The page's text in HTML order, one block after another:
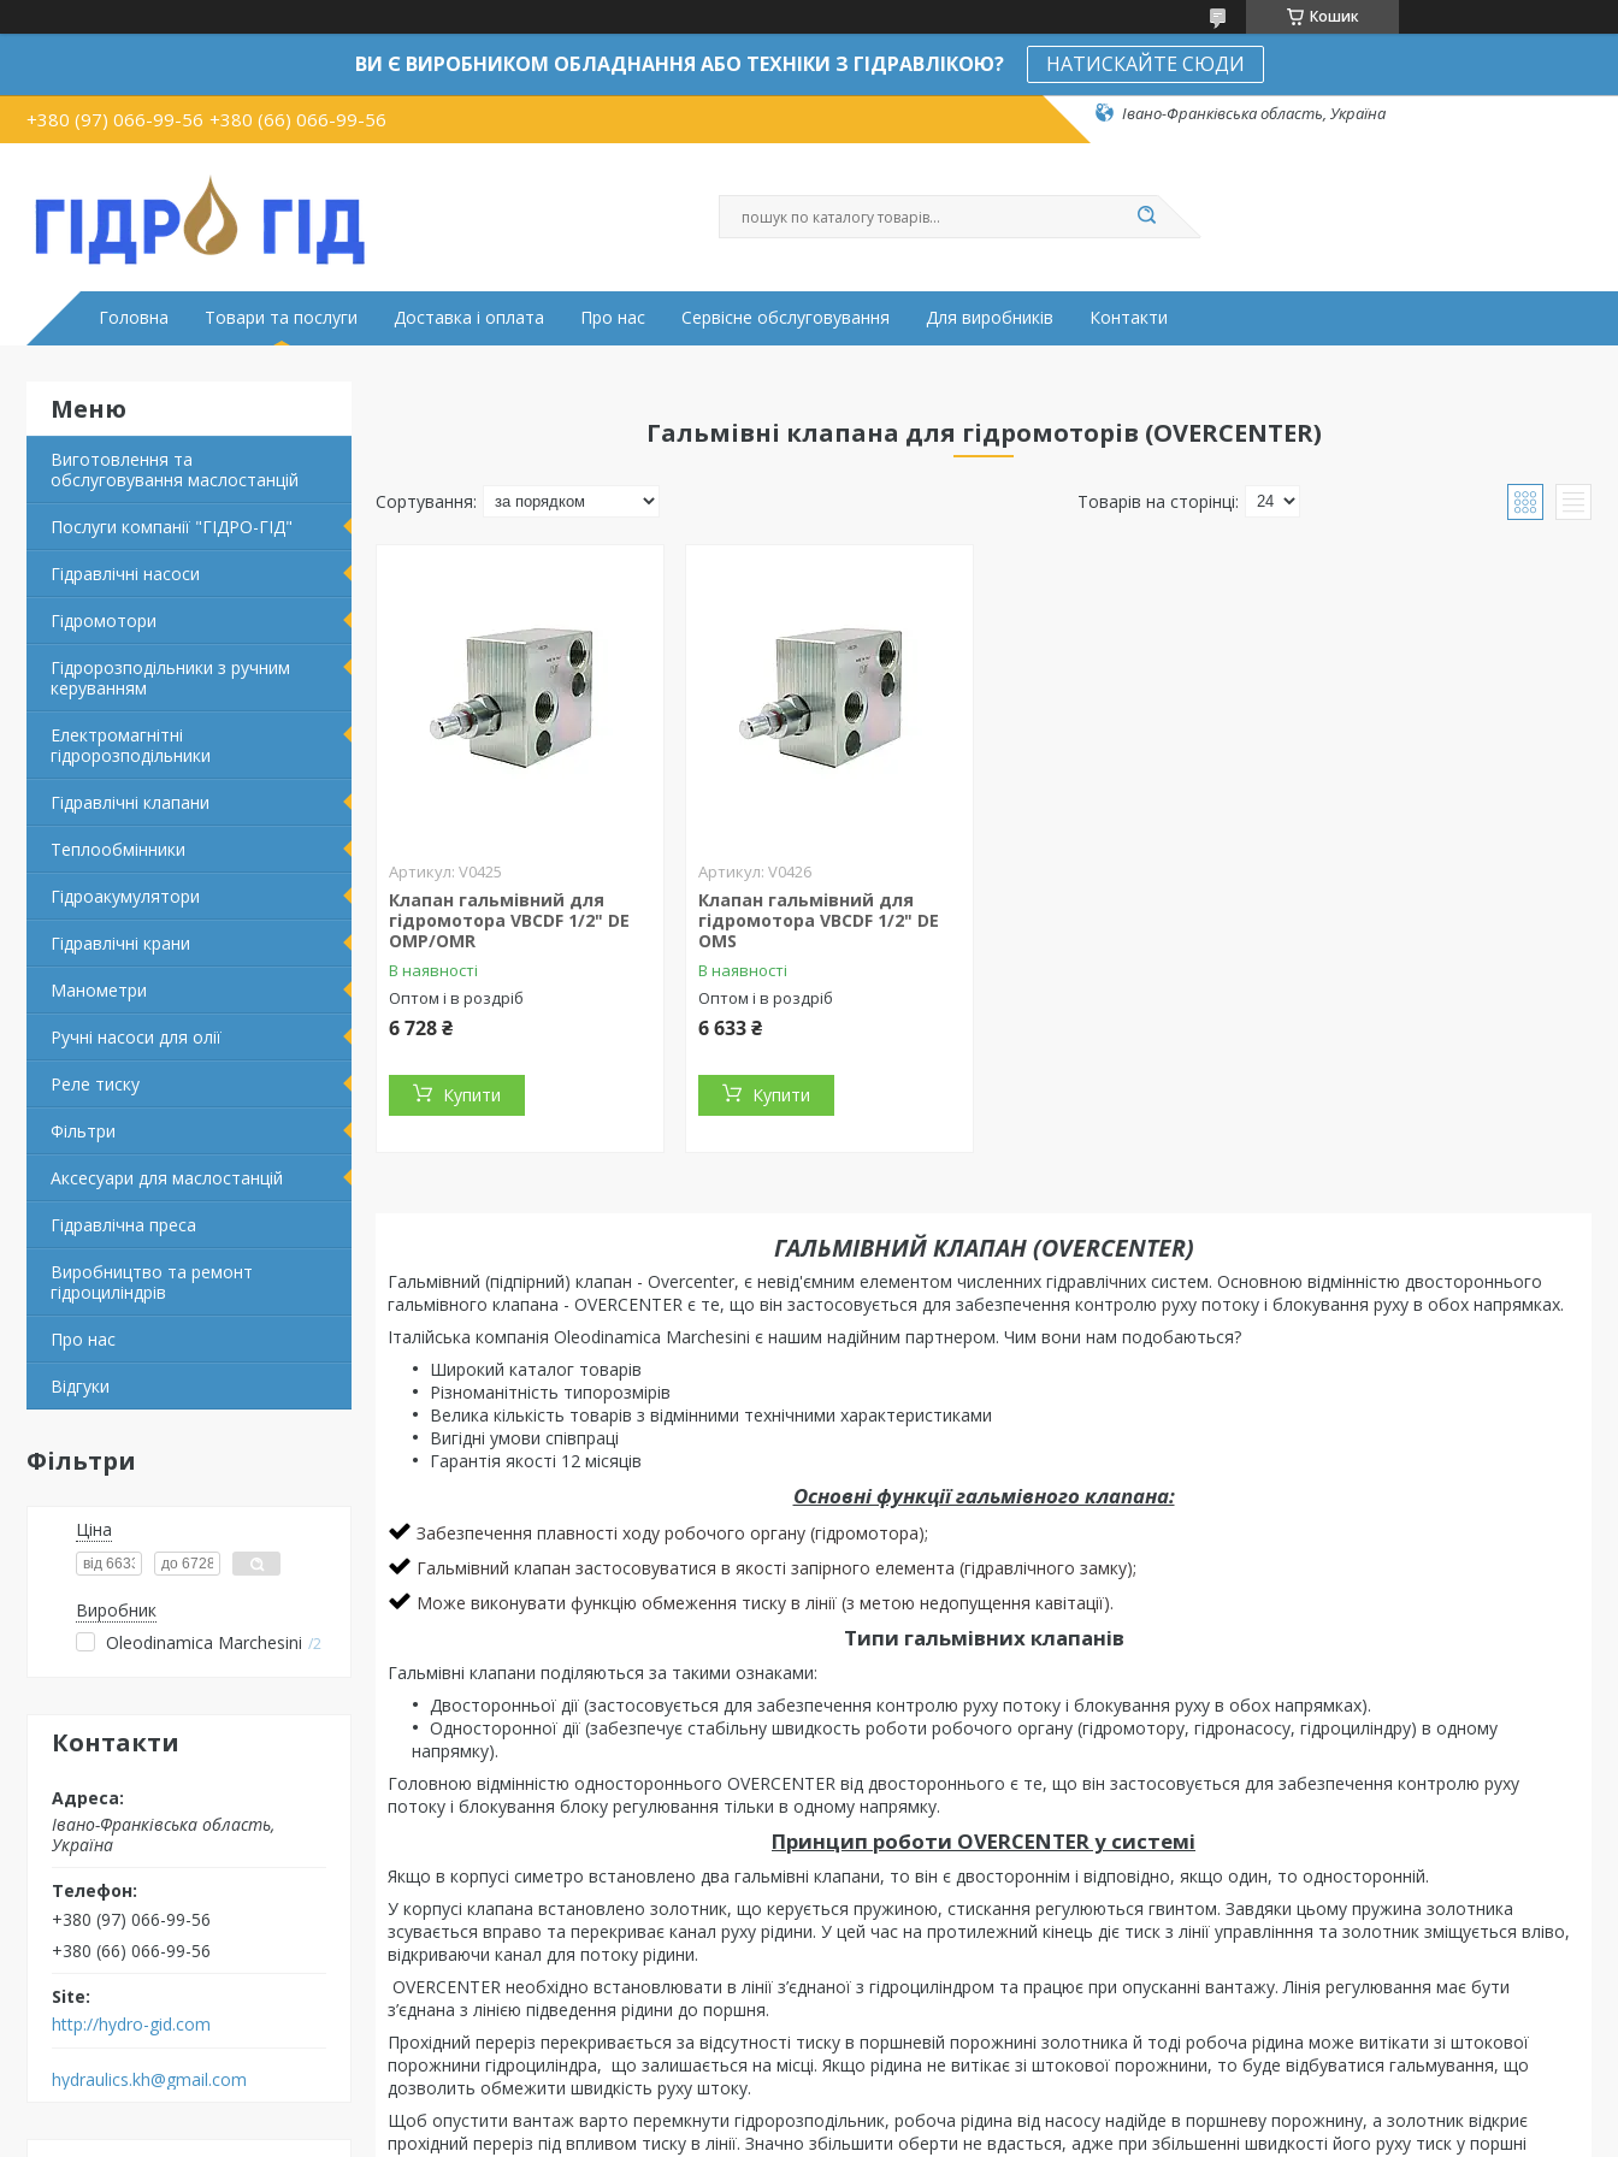
Кошик
ВИ Є ВИРОБНИКОМ ОБЛАДНАННЯ АБО ТЕХНІКИ З ГІДРАВЛІКОЮ? НАТИСКАЙТЕ СЮДИ
+380 (97) 066-99-56 +380 (66) 066-99-56 Івано-Франківська область, Україна
Головна Товари та послуги Доставка і оплата Про нас Сервісне обслуговування Для виробників Контакти
Виготовлення та
обслуговування маслостанцій
Послуги компанії "ГІДРО-ГІД"
Гідравлічні насоси
Гідромотори
Гідророзподільники з ручним
керуванням
Електромагнітні
гідророзподільники
Гідравлічні клапани
Теплообмінники
Гідроакумулятори
Гідравлічні крани
Манометри
Ручні насоси для олії
Реле тиску
Фільтри
Аксесуари для маслостанцій
Гідравлічна преса
Виробництво та ремонт
гідроциліндрів
Про нас
Відгуки
Фільтри
Ціна
Виробник
Oleodinamica Marchesini 2
Контакти
Івано-Франківська область,
Україна
+380 (97) 066-99-56
+380 (66) 066-99-56
http://hydro-gid.com
hydraulics.kh@gmail.com
Гальмівні клапана для гідромоторів (OVERCENTER)
V0425
Клапан гальмівний для
гідромотора VBCDF 1/2" DE
OMP/OMR
В наявності
Оптом і в роздріб
6 728 ₴
Купити
V0426
Клапан гальмівний для
гідромотора VBCDF 1/2" DE
OMS
В наявності
Оптом і в роздріб
6 633 ₴
Купити
ГАЛЬМІВНИЙ КЛАПАН (OVERCENTER)
Гальмівний (підпірний) клапан - Overcenter, є невід'ємним елементом численних гідравлічних систем. Основною відмінністю двостороннього
гальмівного клапана - OVERCENTER є те, що він застосовується для забезпечення контролю руху потоку і блокування руху в обох напрямках.
Італійська компанія Oleodinamica Marchesini є нашим надійним партнером. Чим вони нам подобаються?
Широкий каталог товарів
Різноманітність типорозмірів
Велика кількість товарів з відмінними технічними характеристиками
Вигідні умови співпраці
Гарантія якості 12 місяців
Основні функції гальмівного клапана:
Забезпечення плавності ходу робочого органу (гідромотора);
Гальмівний клапан застосовуватися в якості запірного елемента (гідравлічного замку);
Може виконувати функцію обмеження тиску в лінії (з метою недопущення кавітації).
Типи гальмівних клапанів
Гальмівні клапани поділяються за такими ознаками:
Двосторонньої дії (застосовується для забезпечення контролю руху потоку і блокування руху в обох напрямках).
Односторонної дії (забезпечує стабільну швидкость роботи робочого органу (гідромотору, гідронасосу, гідроциліндру) в одному
напрямку).
Головною відмінністю одностороннього OVERCENTER від двостороннього є те, що він застосовується для забезпечення контролю руху
потоку і блокування блоку регулювання тільки в одному напрямку.
Принцип роботи OVERCENTER у системі
Якщо в корпусі симетро встановлено два гальмівні клапани, то він є двостороннім і відповідно, якщо один, то односторонній.
У корпусі клапана встановлено золотник, що керується пружиною, стискання регулюються гвинтом. Завдяки цьому пружина золотника
зсувається вправо та перекриває канал руху рідини. У цей час на протилежний кінець діє тиск з лінії управлінння та золотник зміщується вліво,
відкриваючи канал для потоку рідини.
OVERCENTER необхідно встановлювати в лінії з’єднаної з гідроциліндром та працює при опусканні вантажу. Лінія регулювання має бути
з’єднана з лінією підведення рідини до поршня.
Прохідний переріз перекривається за відсутності тиску в поршневій порожнині золотника й тоді робоча рідина може витікати зі штокової
порожнини гідроциліндра, що залишається на місці. Якщо рідина не витікає зі штокової порожнини, то буде відбуватися гальмування, що
дозволить обмежити швидкість руху штоку.
Щоб опустити вантаж варто перемкнути гідророзподільник, робоча рідина від насосу надійде в поршневу порожнину, а золотник відкриє
прохідний переріз під впливом тиску в лінії. Значно збільшити оберти не вдасться, адже при збільшенні швидкості його руху тиск у поршні